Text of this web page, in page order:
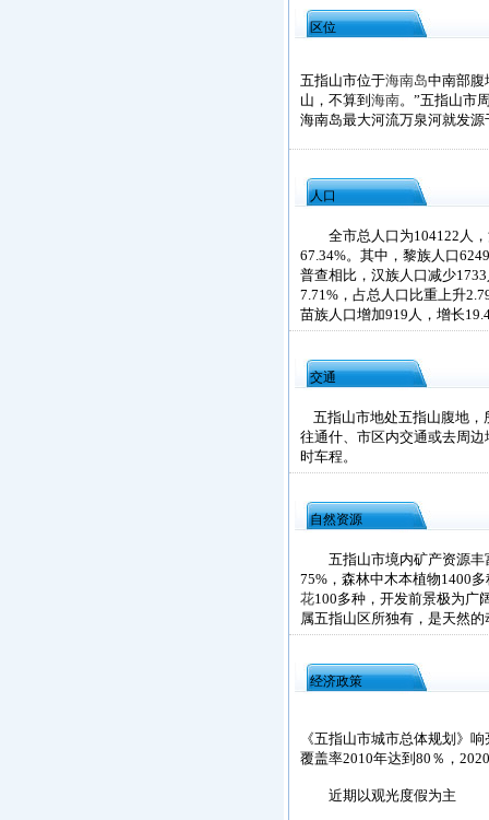
区位
五指山市位于海南岛中南部腹
山，不算到海南。”五指山市
海南岛最大河流万泉河就发
人口
全市总人口为104122人，
67.34%。其中，黎族人口
普查相比，汉族人口减少
7.71%，占总人口比重上升
苗族人口增加919人，增长
交通
五指山市地处五指山腹地，
往通什、市区内交通或去周
时车程。
自然资源
五指山市境内矿产资源丰
75%，森林中木本植物1400
花100多种，开发前景极为广
属五指山区所独有，是天然
经济政策
《五指山市城市总体规划》
覆盖率2010年达到80％，
近期以观光度假为主